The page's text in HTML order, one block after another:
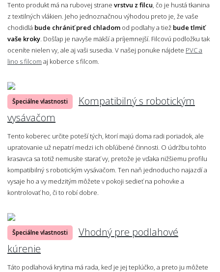
Tento produkt má na rubovej strane vrstvu z filcu, čo je hustá tkanina
z textilných vlákien. Jeho jednoznačnou výhodou preto je, že vaše
chodidlá bude chrániť pred chladom od podlahy a tiež bude tlmiť
vaše kroky. Došľap je navyše mäkší a príjemnejší. Filcovú podložku tak
oceníte nielen vy, ale aj vaši susedia. V našej ponuke nájdete PVC a
lino s filcom aj koberce s filcom.
Špeciálne vlastnosti
Kompatibilný s robotickým
vysávačom
Tento koberec určite poteší tých, ktorí majú doma radi poriadok, ale
upratovanie už nepatrí medzi ich obľúbené činnosti. O údržbu tohto
krasavca sa totiž nemusíte starať vy, pretože je vďaka nižšiemu profilu
kompatibilný s robotickým vysávačom. Ten naň jednoducho najazdí a
vysaje ho a vy medzitým môžete v pokoji sedieť na pohovke a
kontrolovať ho, či to robí dobre.
Špeciálne vlastnosti
Vhodný pre podlahové
kúrenie
Táto podlahová krytina má rada, keď je jej teplúčko, a preto ju môžete